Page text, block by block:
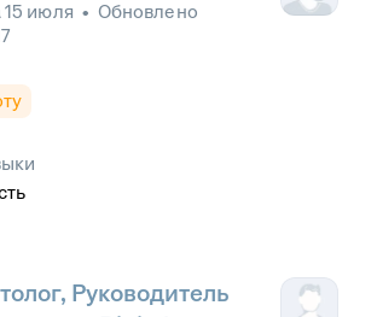
15 июля • Обновлено
Руководитель